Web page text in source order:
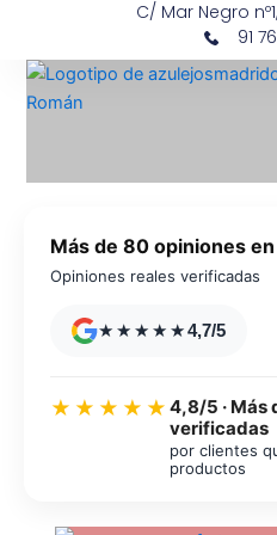
contenido
C/ Mar Negro
91
Más de 80 opiniones
Opiniones reales verificadas
★★★★★4,7/5
★★★★★ 4,8/5 · Más
verificadas
por clientes
productos